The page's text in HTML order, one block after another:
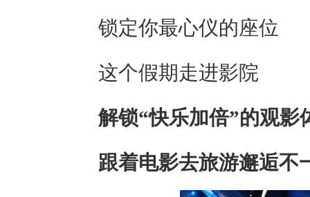
锁定你最心仪的座位
这个假期走进影院
解锁“快乐加倍”的观影
跟着电影去旅游邂逅不